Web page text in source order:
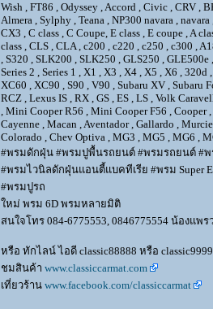
Wish , FT86 , Odyssey , Accord , Civic , CRV ,
Almera , Sylphy , Teana , NP300 navara ,
CX3 , C class , C Coupe, E class , E coupe , A
class , CLS , CLA , c200 , c220 , c250 , c300 ,
, S320 , SLK200 , SLK250 , GLS250 , GLE500e
Series 2 , Series 1 , X1 , X3 , X4 , X5 , X6 ,
XC60 , XC90 , S90 , V90 , Subaru XV , Subaru
RCZ , Lexus IS , RX , GS , ES , LS , Volk
, Mini Cooper R56 , Mini Cooper F56 , Cooper
Cayenne , Macan , Aventador , Gallardo ,
Colorado , Chev Optiva , MG3 , MG5 , MG6 ,
#พรมดักฝุ่น #พรมปูพื้นรถยนต์ #พรมรถยนต์ #พ
#พรมไวนิลดักฝุ่นแอนตี้แบคทีเรีย #พรม Super
#พรมปูรถ
ใหม่ พรม 6D พรมหลายมิติ
สนใจโทร 084-6775553, 0846775554 น้องแพ
หรือ ทักไลน์ ไอดี classic88888 หรือ
ชมสินค้า www.classiccarmat.com
เที่ยวร้าน www.facebook.com/classiccarmat